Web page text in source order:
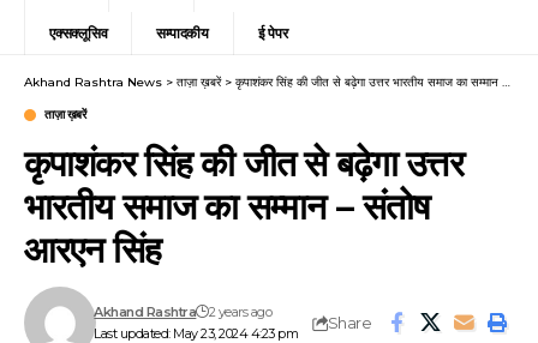
एक्सक्लूसिव सम्पादकीय ई पेपर
Akhand Rashtra News > ताज़ा ख़बरें> कृपाशंकर सिंह की जीत से बढ़ेगा उत्तर भारतीय समाज का सम्मान – संतोष आरएन सिंह
ताज़ा ख़बरें
कृपाशंकर सिंह की जीत से बढ़ेगा उत्तर
भारतीय समाज का सम्मान – संतोष
आरएन सिंह
Last updated: May 23, 2024 4:23 pm
Akhand Rashtra 2 years ago
Share